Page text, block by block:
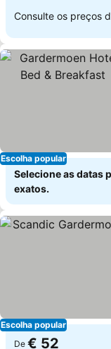
Consulte os preços
Escolha popular
Selecione as datas
exatos.
Escolha popular
De € 52